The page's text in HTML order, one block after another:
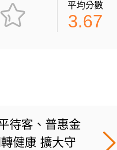
平均分數
3.67
待客、普惠金
健康 擴大守